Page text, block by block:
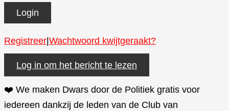
Registreer|Wachtwoord kwijtgeraakt?
Log in om het bericht te lezen
❤️ We maken Dwars door de Politiek gratis voor
iedereen dankzij de leden van de Club van